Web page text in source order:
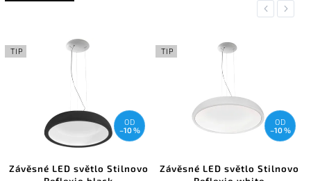
Previous
TIP
OD
–10 %
Závěsné LED světlo Stilnovo
TIP
OD
–10 %
Závěsné LED světlo Stilnovo
Next